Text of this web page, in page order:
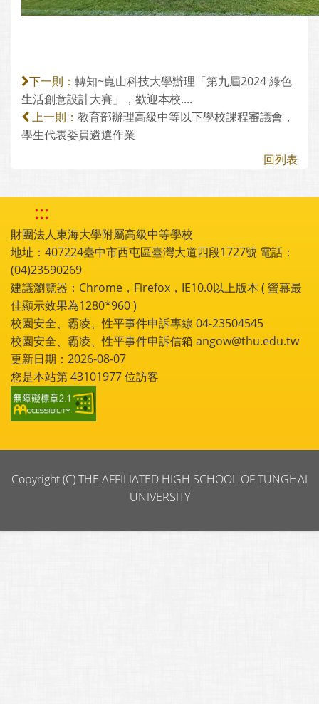
下一則： 轉知~崑山科技大學辦理「第九屆2024 綠色
生活創意設計大賽」，歡迎本校....
上一則： 教育部辦理高級中等以下學校課程審議會，
學生代表委員遴選作業
回列表
:::
財團法人東海大學附屬高級中等學校
地址：407224臺中市西屯區臺灣大道四段1727號 電話：
(04)23590269
建議瀏覽器：Chrome，Firefox，IE10.0以上版本 ( 螢幕最
佳顯示效果為1280*960 )
校園安全、霸凌、性平事件申訴專線 04-23504545
校園安全、霸凌、性平事件申訴信箱 angow@thu.edu.tw
更新日期：2026-08-07
您是本站第43101977位訪客
Copyright (C) THE AFFILIATED HIGH SCHOOL OF TUNGHAI
UNIVERSITY